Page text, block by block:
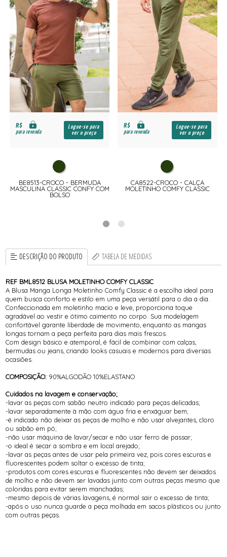
R$
para revenda
Logue-se para
ver o preço
BE8513-CROCO - BERMUDA
MASCULINA CLASSIC CONFY COM
BOLSO
R$
para revenda
Logue-se para
ver o preço
CA8522-CROCO - CALÇA
MOLETINHO COMFY CLASSIC
DESCRIÇÃO DO PRODUTO TABELA DE MEDIDAS
REF BML8512 BLUSA MOLETINHO COMFY CLASSIC
A Blusa Manga Longa Moletinho Comfy Classic é a escolha ideal para
quem busca conforto e estilo em uma peça versátil para o dia a dia.
Confeccionada em moletinho macio e leve, proporciona toque
agradável ao vestir e ótimo caimento no corpo. Sua modelagem
confortável garante liberdade de movimento, enquanto as mangas
longas tornam a peça perfeita para dias mais frescos.
Com design básico e atemporal, é fácil de combinar com calças,
bermudas ou jeans, criando looks casuais e modernos para diversas
ocasiões.
COMPOSIÇÃO: 90%ALGODÃO 10%ELASTANO
Cuidados na lavagem e conservação;
-lavar as peças com sabão neutro indicado para peças delicadas;
-lavar separadamente à mão com água fria e enxáguar bem;
-é indicado não deixar as peças de molho e não usar alvejantes, cloro
ou sabão em pó;
-não usar máquina de lavar/secar e não usar ferro de passar;
-o ideal é secar a sombra e em local arejado;
-lavar as peças antes de usar pela primeira vez, pois cores escuras e
fluorescentes podem soltar o excesso de tinta;
-produtos com cores escuras e fluorescentes não devem ser deixados
de molho e não devem ser lavadas junto com outras peças mesmo que
coloridas para evitar serem manchadas;
-mesmo depois de várias lavagens, é normal sair o excesso de tinta;
-após o uso nunca guarde a peça molhada em sacos plásticos ou junto
com outras peças.